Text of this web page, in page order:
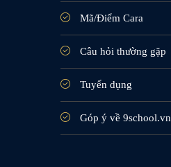
Mã/Điểm Cara
Câu hỏi thường gặp
Tuyển dụng
Góp ý về 9school.vn